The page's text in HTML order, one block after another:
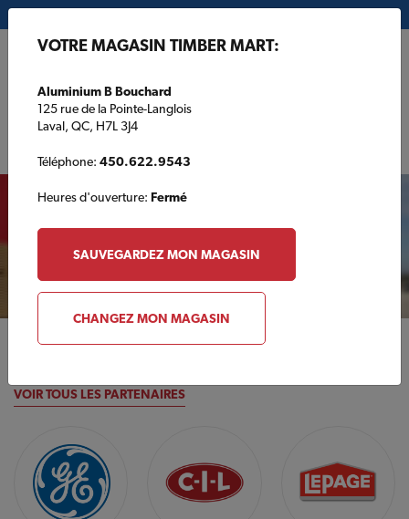
Notre Magasin
VOIR TOUS LES PARTENAIRES
VOTRE MAGASIN TIMBER MART:
Aluminium B Bouchard
125 rue de la Pointe-Langlois
Laval, QC, H7L 3J4
Téléphone: 450.622.9543
Heures d'ouverture: Fermé
SAUVEGARDEZ MON MAGASIN
CHANGEZ MON MAGASIN